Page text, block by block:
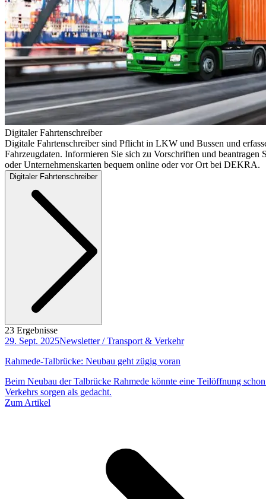
Digitaler Fahrtenschreiber
Digitale Fahrtenschreiber sind Pflicht in LKW und Bussen und
Fahrzeugdaten. Informieren Sie sich zu Vorschriften und beantragen
oder Unternehmenskarten bequem online oder vor Ort bei DEKRA.
Digitaler Fahrtenschreiber
23 Ergebnisse
29. Sept. 2025Newsletter / Transport & Verkehr
Rahmede-Talbrücke: Neubau geht zügig voran
Beim Neubau der Talbrücke Rahmede könnte eine Teilöffnung
Verkehrs sorgen als gedacht.
Zum Artikel